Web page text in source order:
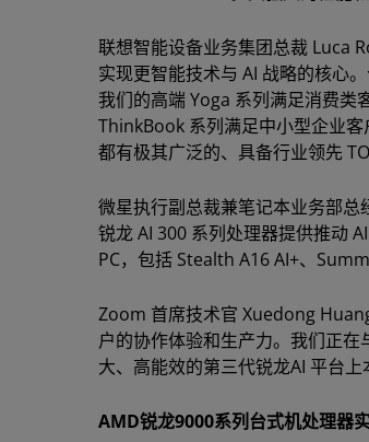
联想智能设备业务集团总裁 Luca
实现更智能技术与 AI 战略的核心
我们的高端 Yoga 系列满足消费类
ThinkBook 系列满足中小型企业
都有极其广泛的、具备行业领先
微星执行副总裁兼笔记本业务部
锐龙 AI 300 系列处理器提供推动
PC，包括 Stealth A16 AI+、
Zoom 首席技术官 Xuedong
户的协作体验和生产力。我们正
大、高能效的第三代锐龙AI 平台
AMD锐龙9000系列台式机处理器